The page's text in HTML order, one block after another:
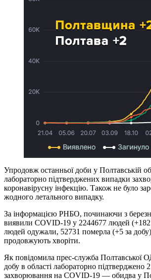
Упродовж останньої доби у Полтавській
лабораторно підтверджених випадки
коронавірусну інфекцію. Також не було
жодного летального випадку.
За інформацією РНБО, починаючи з
виявили COVID-19 у 2244677 людей (+182
людей одужали, 52731 померла (+5 за
продовжують хворіти.
Як повідомила прес-служба Полтавської
добу в області лабораторно підтверджено
захворювання на COVID-19 — обидва у